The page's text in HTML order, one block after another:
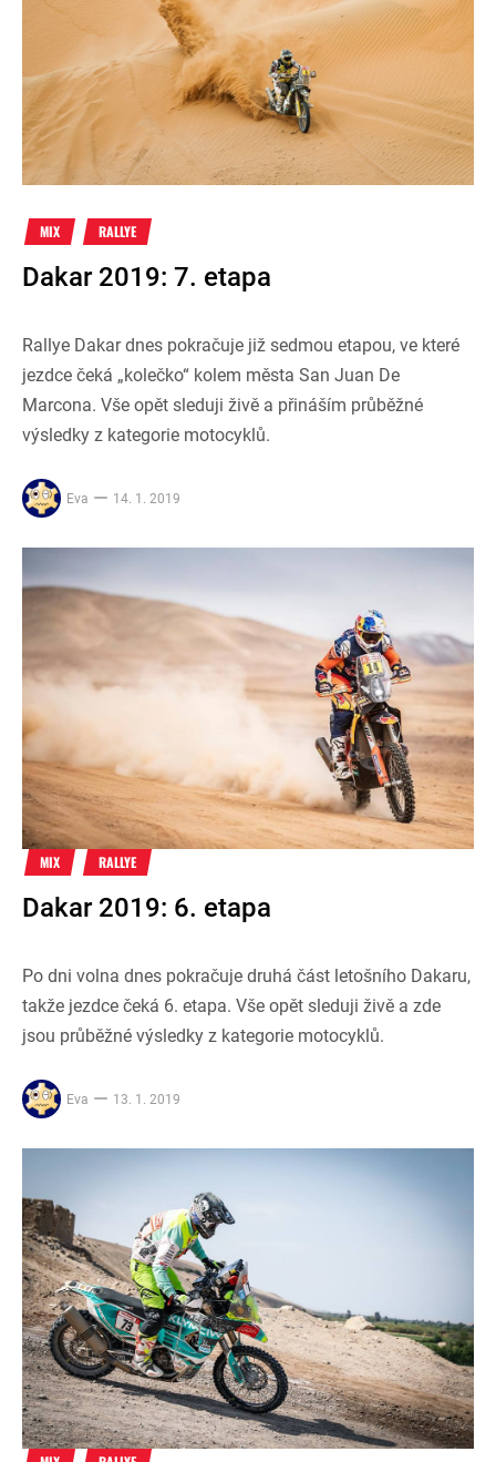
MIX RALLYE
Dakar 2019: 7. etapa
Rallye Dakar dnes pokračuje již sedmou etapou, ve které
jezdce čeká „kolečko“ kolem města San Juan De
Marcona. Vše opět sleduji živě a přináším průběžné
výsledky z kategorie motocyklů.
Eva 14. 1. 2019
MIX RALLYE
Dakar 2019: 6. etapa
Po dni volna dnes pokračuje druhá část letošního Dakaru,
takže jezdce čeká 6. etapa. Vše opět sleduji živě a zde
jsou průběžné výsledky z kategorie motocyklů.
Eva 13. 1. 2019